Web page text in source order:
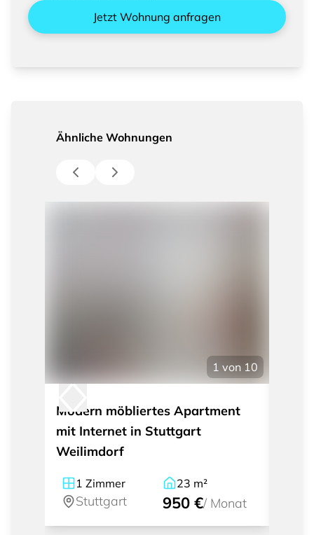
Jetzt Wohnung anfragen
Ähnliche Wohnungen
1 von 10
Modern möbliertes Apartment
mit Internet in Stuttgart
Weilimdorf
1 Zimmer
Stuttgart
23 m²
950 €/ Monat